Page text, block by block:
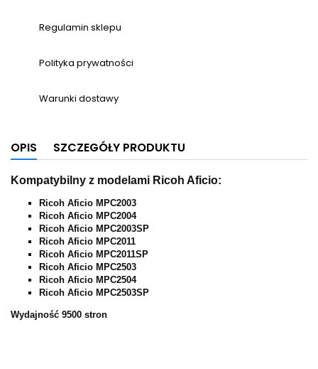
Regulamin sklepu
Polityka prywatności
Warunki dostawy
OPIS SZCZEGÓŁY PRODUKTU
Kompatybilny z modelami Ricoh Aficio:
Ricoh Aficio MPC2003
Ricoh Aficio MPC2004
Ricoh Aficio MPC2003SP
Ricoh Aficio MPC2011
Ricoh Aficio MPC2011SP
Ricoh Aficio MPC2503
Ricoh Aficio MPC2504
Ricoh Aficio MPC2503SP
Wydajność 9500 stron